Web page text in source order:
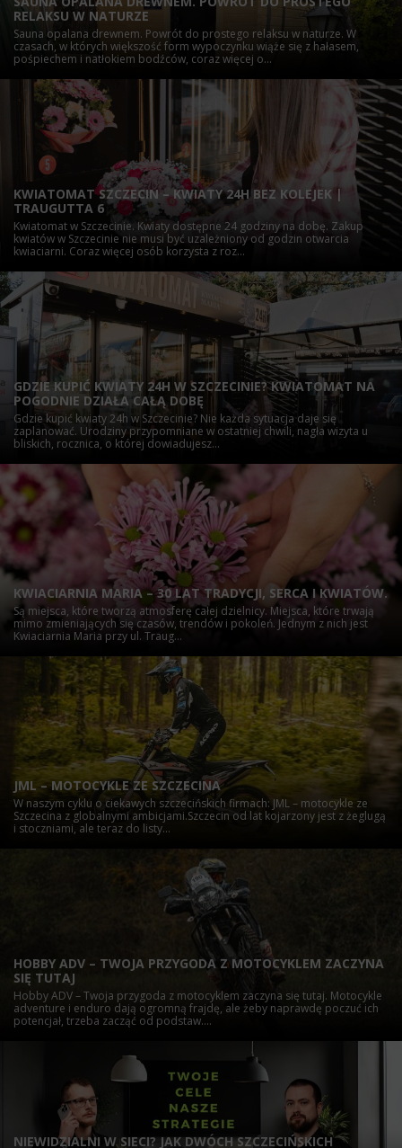
RELAKSU W NATURZE
Sauna opalana drewnem. Powrót do prostego relaksu w naturze. W
czasach, w których większość form wypoczynku wiąże się z hałasem,
pośpiechem i natłokiem bodźców, coraz więcej o...
KWIATOMAT SZCZECIN – KWIATY 24H BEZ KOLEJEK |
TRAUGUTTA 6
Kwiatomat w Szczecinie. Kwiaty dostępne 24 godziny na dobę. Zakup
kwiatów w Szczecinie nie musi być uzależniony od godzin otwarcia
kwiaciarni. Coraz więcej osób korzysta z roz...
GDZIE KUPIĆ KWIATY 24H W SZCZECINIE? KWIATOMAT NA
POGODNIE DZIAŁA CAŁĄ DOBĘ
Gdzie kupić kwiaty 24h w Szczecinie? Nie każda sytuacja daje się
zaplanować. Urodziny przypomniane w ostatniej chwili, nagła wizyta u
bliskich, rocznica, o której dowiadujesz...
KWIACIARNIA MARIA – 30 LAT TRADYCJI, SERCA I KWIATÓW.
Są miejsca, które tworzą atmosferę całej dzielnicy. Miejsca, które trwają
mimo zmieniających się czasów, trendów i pokoleń. Jednym z nich jest
Kwiaciarnia Maria przy ul. Traug...
JML – MOTOCYKLE ZE SZCZECINA
W naszym cyklu o ciekawych szczecińskich firmach: JML – motocykle ze
Szczecina z globalnymi ambicjami.Szczecin od lat kojarzony jest z żeglugą
i stoczniami, ale teraz do listy...
HOBBY ADV – TWOJA PRZYGODA Z MOTOCYKLEM ZACZYNA
SIĘ TUTAJ
Hobby ADV – Twoja przygoda z motocyklem zaczyna się tutaj. Motocykle
adventure i enduro dają ogromną frajdę, ale żeby naprawdę poczuć ich
potencjał, trzeba zacząć od podstaw....
NIEWIDZIALNI W SIECI? JAK DWÓCH SZCZECIŃSKICH